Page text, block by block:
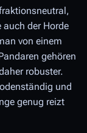
der Horde
von einem
gehören
robuster.
und
genug reizt